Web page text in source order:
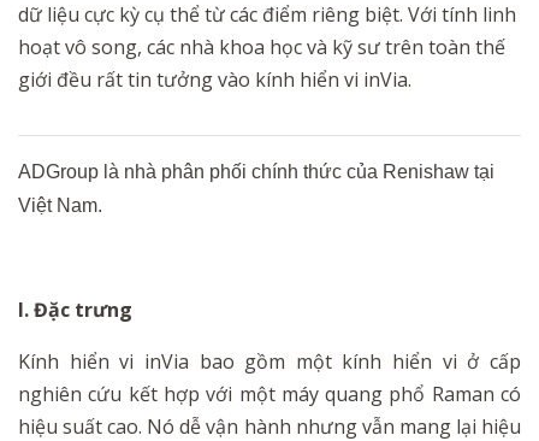
dữ liệu cực kỳ cụ thể từ các điểm riêng biệt. Với tính linh
hoạt vô song, các nhà khoa học và kỹ sư trên toàn thế
giới đều rấttin tưởng vào kính hiển vi inVia.
ADGroup là nhà phân phối chính thức của Renishaw tại
Việt Nam.
I. Đặc trưng
Kính hiển vi inVia bao gồm một kính hiển vi ở cấp
nghiên cứu kết hợp với một máy quang phổ Raman có
hiệu suất cao. Nó dễ vận hành nhưng vẫn mang lại hiệu